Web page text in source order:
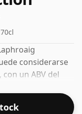
70cl
considerarse
un ABV del